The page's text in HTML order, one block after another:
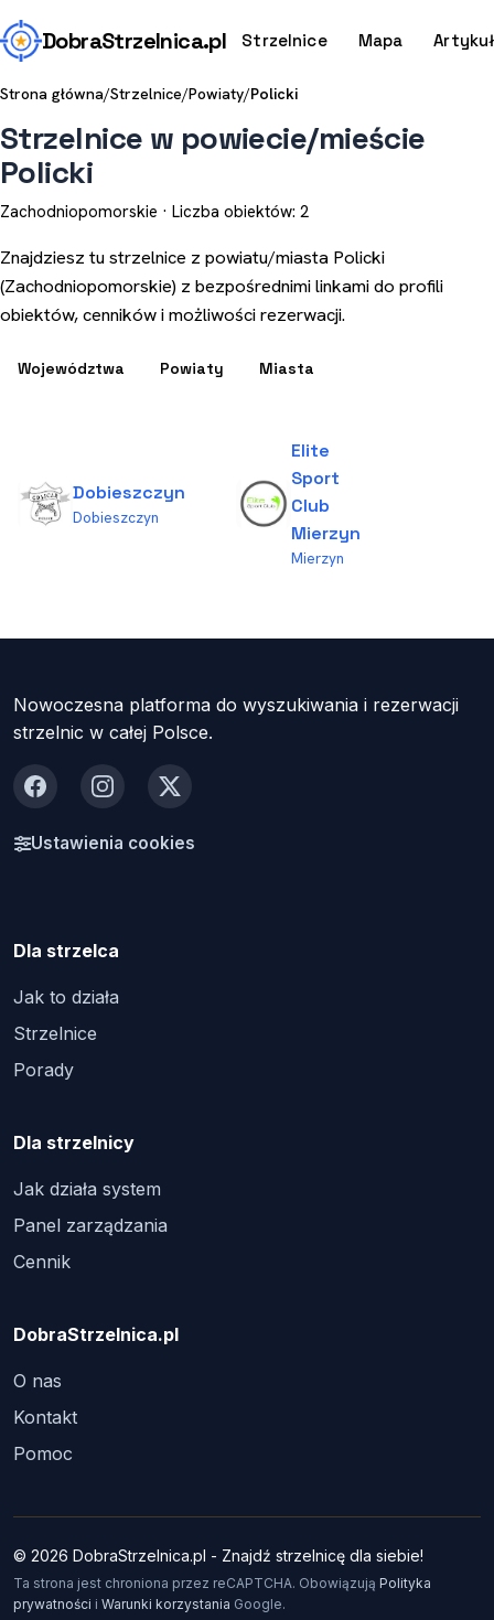
DobraStrzelnica.pl Strzelnice Mapa
Strona główna/Strzelnice/Powiaty/Policki
Strzelnice w powiecie/mieście
Policki
Zachodniopomorskie · Liczba obiektów: 2
Znajdziesz tu strzelnice z powiatu/miasta Policki
(Zachodniopomorskie) z bezpośrednimi linkami do profili
obiektów, cenników i możliwości rezerwacji.
Województwa Powiaty Miasta
Dobieszczyn
Dobieszczyn
Elite
Sport
Club
Mierzyn
Mierzyn
Nowoczesna platforma do wyszukiwania i rezerwacji
strzelnic w całej Polsce.
FacebookInstagram
X
Ustawienia cookies
Dla strzelca
Jak to działa
Strzelnice
Porady
Dla strzelnicy
Jak działa system
Panel zarządzania
Cennik
DobraStrzelnica.pl
O nas
Kontakt
Pomoc
© 2026 DobraStrzelnica.pl - Znajdź strzelnicę dla siebie!
Ta strona jest chroniona przez reCAPTCHA. Obowiązują Polityka
prywatności i Warunki korzystania Google.